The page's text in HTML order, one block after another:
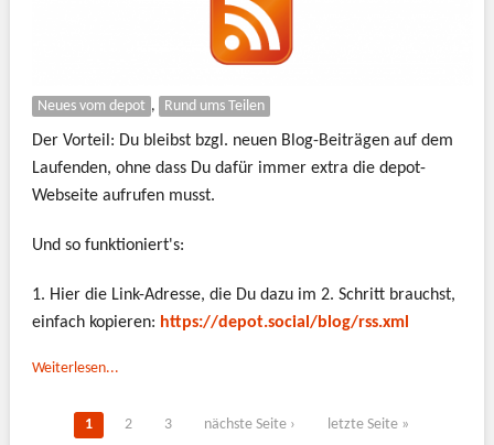
Neues vom depot , Rund ums Teilen
Der Vorteil: Du bleibst bzgl. neuen Blog-Beiträgen auf dem
Laufenden, ohne dass Du dafür immer extra die depot-
Webseite aufrufen musst.
Und so funktioniert's:
1. Hier die Link-Adresse, die Du dazu im 2. Schritt brauchst,
einfach kopieren: https://depot.social/blog/rss.xml
Weiterlesen...
1 2 3 nächste Seite › letzte Seite »